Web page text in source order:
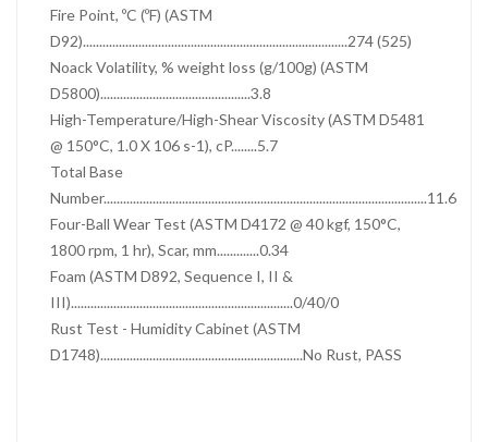
Fire Point, ºC (ºF) (ASTM
D92).................................................................................274 (525)
Noack Volatility, % weight loss (g/100g) (ASTM
D5800)..............................................3.8
High-Temperature/High-Shear Viscosity (ASTM D5481
@ 150°C, 1.0 X 106 s-1), cP........5.7
Total Base
Number...................................................................................................11.6
Four-Ball Wear Test (ASTM D4172 @ 40 kgf, 150°C,
1800 rpm, 1 hr), Scar, mm.............0.34
Foam (ASTM D892, Sequence I, II &
III)....................................................................0/40/0
Rust Test - Humidity Cabinet (ASTM
D1748)..............................................................No Rust, PASS